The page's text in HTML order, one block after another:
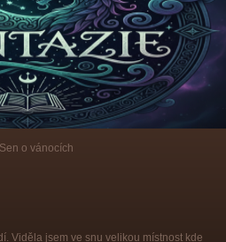
Sen o vánocích
Viděla jsem ve snu velikou místnost kde